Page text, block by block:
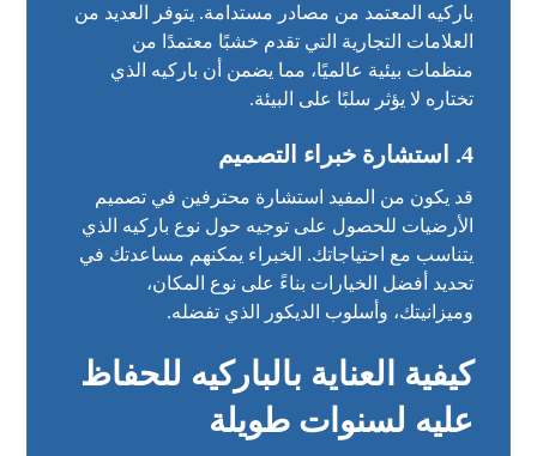
باركيه المعتمد من مصادر مستدامة. يتوفر العديد من
العلامات التجارية التي تقدم خشبًا معتمدًا من
منظمات بيئية عالميًا، مما يضمن أن باركيه الذي
تختاره لا يؤثر سلبًا على البيئة.
4. استشارة خبراء التصميم
قد يكون من المفيد استشارة محترفين في تصميم
الأرضيات للحصول على توجيه حول نوع باركيه الذي
يتناسب مع احتياجاتك. الخبراء يمكنهم مساعدتك في
تحديد أفضل الخيارات بناءً على نوع المكان،
وميزانيتك، وأسلوب الديكور الذي تفضله.
كيفية العناية بالباركيه للحفاظ
عليه لسنوات طويلة